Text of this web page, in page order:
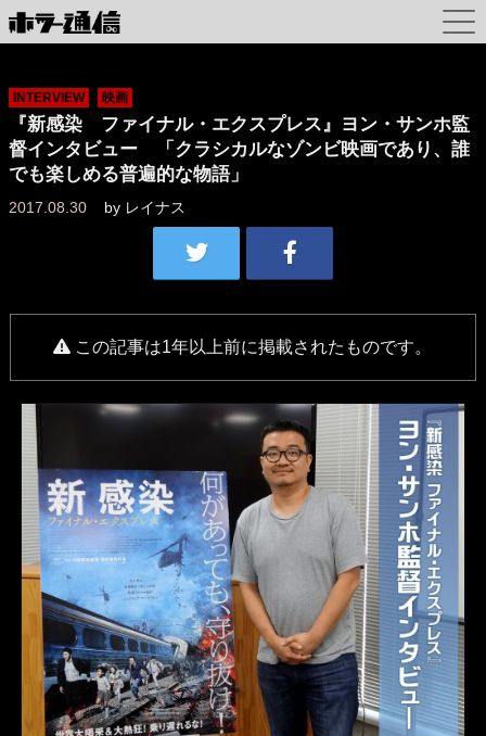
INTERVIEW 映画
『新感染 ファイナル・エクスプレス』ヨン・サンホ監
督インタビュー 「クラシカルなゾンビ映画であり、誰
でも楽しめる普遍的な物語」
2017.08.30 by レイナス
この記事は1年以上前に掲載されたものです。